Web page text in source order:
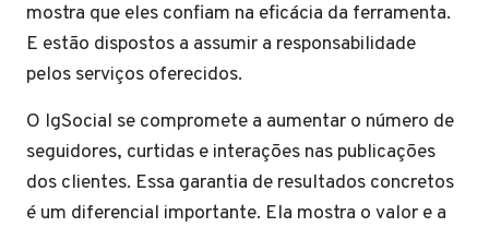
mostra que eles confiam na eficácia da ferramenta.
E estão dispostos a assumir a responsabilidade
pelos serviços oferecidos.
O IgSocial se compromete a aumentar o número de
seguidores, curtidas e interações nas publicações
dos clientes. Essa garantia de resultados concretos
é um diferencial importante. Ela mostra o valor e a